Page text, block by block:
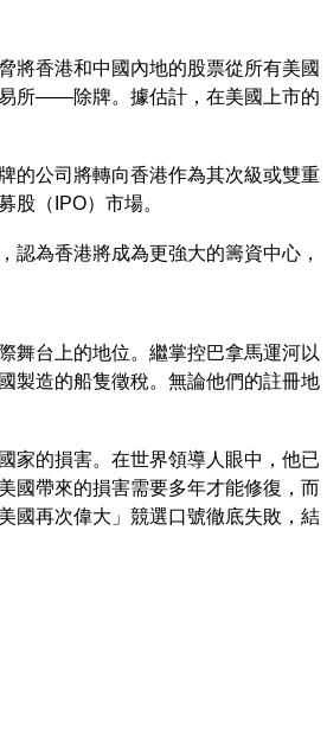
將香港和中國內地的股票從所有美國
所——除牌。據估計，在美國上市的
的公司將轉向香港作為其次級或雙重
股（IPO）市場。
認為香港將成為更強大的籌資中心，
舞台上的地位。繼掌控巴拿馬運河以
製造的船隻徵稅。無論他們的註冊地
家的損害。在世界領導人眼中，他已
國帶來的損害需要多年才能修復，而
國再次偉大」競選口號徹底失敗，結